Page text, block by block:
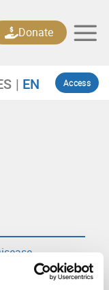
Access
Donate